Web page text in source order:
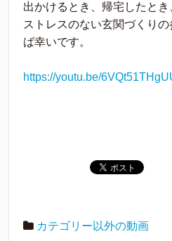
出かけるとき、帰宅したとき
ストレスのない玄関づくり
ば幸いです。
https://youtu.be/
カテゴリー以外の動画